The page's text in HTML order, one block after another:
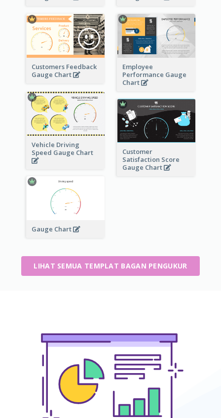
Customers Feedback
Gauge Chart
Employee
Performance Gauge
Chart
Vehicle Driving
Speed Gauge Chart
Customer
Satisfaction Score
Gauge Chart
Gauge Chart
LIHAT SEMUA TEMPLAT BAGAN PENGUKUR